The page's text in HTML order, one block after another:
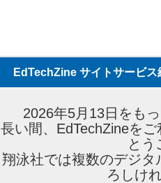
EdTechZine サイトサービス
2026年5月13日をも
長い間、EdTechZineを
とう
翔泳社では複数のデジ
ろしけ